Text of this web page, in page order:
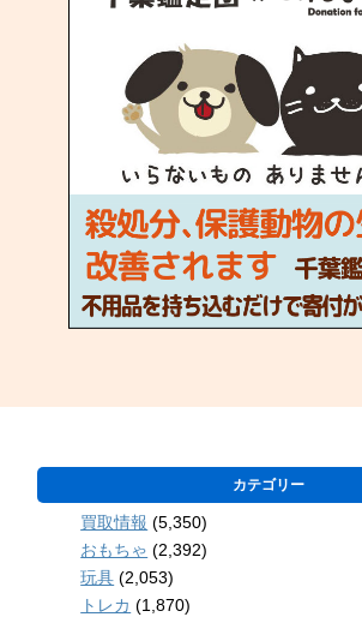
カテゴリー
買取情報 (5,350)
おもちゃ (2,392)
玩具 (2,053)
トレカ (1,870)